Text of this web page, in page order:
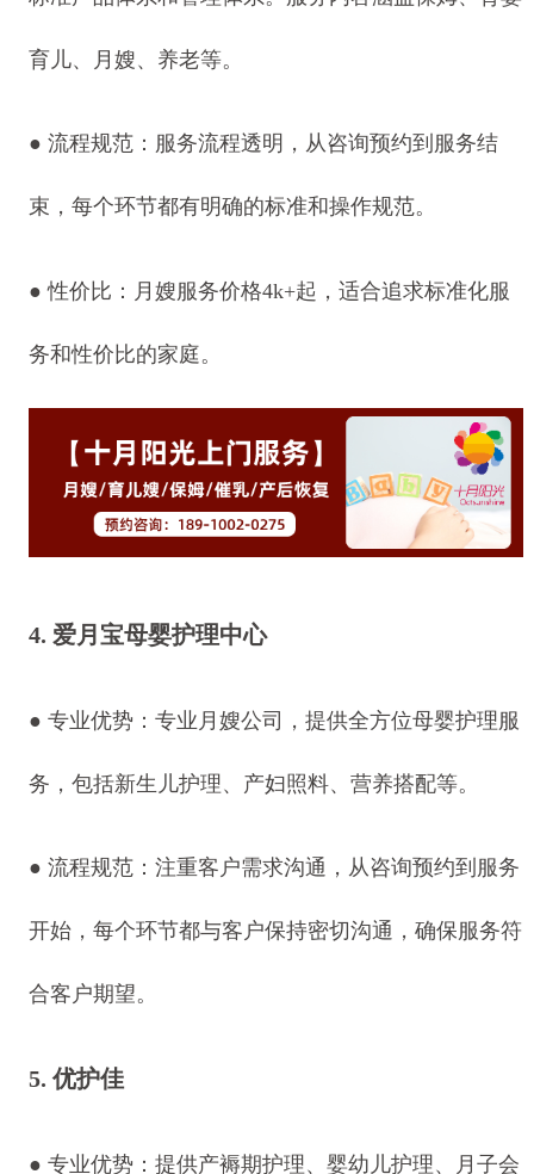
育儿、月嫂、养老等。
● 流程规范：服务流程透明，从咨询预约到服务结
束，每个环节都有明确的标准和操作规范。
● 性价比：月嫂服务价格4k+起，适合追求标准化服
务和性价比的家庭。
4. 爱月宝母婴护理中心
● 专业优势：专业月嫂公司，提供全方位母婴护理服
务，包括新生儿护理、产妇照料、营养搭配等。
● 流程规范：注重客户需求沟通，从咨询预约到服务
开始，每个环节都与客户保持密切沟通，确保服务符
合客户期望。
5. 优护佳
● 专业优势：提供产褥期护理、婴幼儿护理、月子会